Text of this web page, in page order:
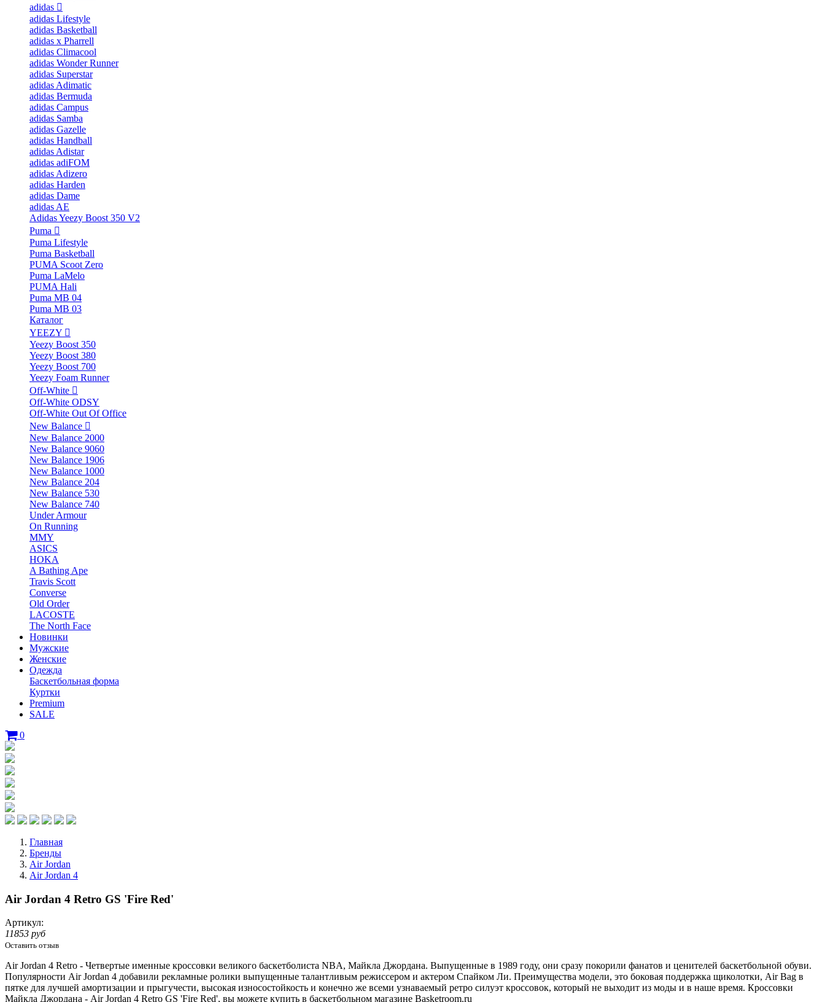
adidas
adidas Lifestyle
adidas Basketball
adidas x Pharrell
adidas Climacool
adidas Wonder Runner
adidas Superstar
adidas Adimatic
adidas Bermuda
adidas Campus
adidas Samba
adidas Gazelle
adidas Handball
adidas Adistar
adidas adiFOM
adidas Adizero
adidas Harden
adidas Dame
adidas AE
Adidas Yeezy Boost 350 V2
Puma
Puma Lifestyle
Puma Basketball
PUMA Scoot Zero
Puma LaMelo
PUMA Hali
Puma MB 04
Puma MB 03
Каталог
YEEZY
Yeezy Boost 350
Yeezy Boost 380
Yeezy Boost 700
Yeezy Foam Runner
Off-White
Off-White ODSY
Off-White Out Of Office
New Balance
New Balance 2000
New Balance 9060
New Balance 1906
New Balance 1000
New Balance 204
New Balance 530
New Balance 740
Under Armour
On Running
MMY
ASICS
HOKA
A Bathing Ape
Travis Scott
Converse
Old Order
LACOSTE
The North Face
Новинки
Мужские
Женские
Одежда
Баскетбольная форма
Куртки
Premium
SALE
0
Главная
Бренды
Air Jordan
Air Jordan 4
Air Jordan 4 Retro GS 'Fire Red'
Артикул:
11853 руб
Оставить отзыв
Air Jordan 4 Retro - Четвертые именные кроссовки великого баскетболиста NBA, Майкла Джордана. Выпущенные в 1989 году, они сразу покорили фанатов и ценителей баскетбольной обуви.
Популярности Air Jordan 4 добавили рекламные ролики выпущенные талантливым режиссером и актером Спайком Ли. Преимущества модели, это боковая поддержка щиколотки, Air Bag в
пятке для лучшей амортизации и прыгучести, высокая износостойкость и конечно же всеми узнаваемый ретро силуэт кроссовок, который не выходит из моды и в наше время. Кроссовки
Майкла Джордана - Air Jordan 4 Retro GS 'Fire Red', вы можете купить в баскетбольном магазине Basketroom.ru